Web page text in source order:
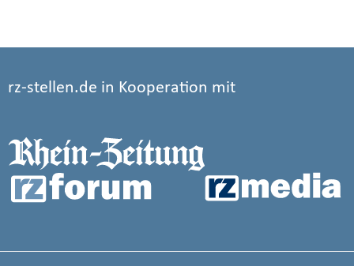
rz-stellen.de in Kooperation mit